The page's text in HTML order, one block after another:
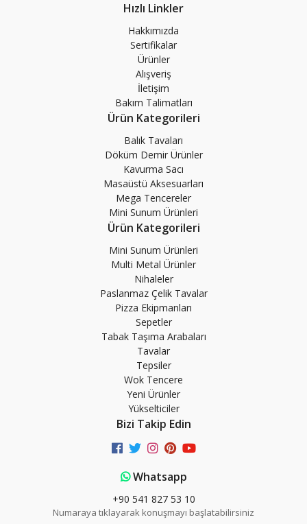
Hızlı Linkler
Hakkımızda
Sertifikalar
Ürünler
Alışveriş
İletişim
Bakım Talimatları
Ürün Kategorileri
Balık Tavaları
Döküm Demir Ürünler
Kavurma Sacı
Masaüstü Aksesuarları
Mega Tencereler
Mini Sunum Ürünleri
Ürün Kategorileri
Mini Sunum Ürünleri
Multi Metal Ürünler
Nihaleler
Paslanmaz Çelik Tavalar
Pizza Ekipmanları
Sepetler
Tabak Taşıma Arabaları
Tavalar
Tepsiler
Wok Tencere
Yeni Ürünler
Yükselticiler
Bizi Takip Edin
Whatsapp
+90 541 827 53 10
Numaraya tıklayarak konuşmayı başlatabilirsiniz